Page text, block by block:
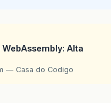
Alta
— Casa do Codigo